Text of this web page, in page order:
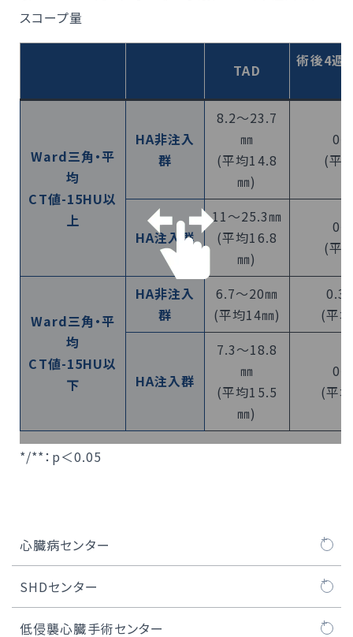
スコープ量
TAD
術後4週
Ward三角・平
均
CT値-15HU以
上
HA非注入
群
8.2～23.7
㎜
(平均14.8
㎜)
0
(平
HA注入群
11～25.3㎜
(平均16.8
㎜)
0
(平
Ward三角・平
均
CT値-15HU以
下
HA非注入
群
6.7～20㎜
(平均14㎜)
0.3
(平
HA注入群
7.3～18.8
㎜
(平均15.5
㎜)
0
(平
*/**：p＜0.05
心臓病センター
心臓病センターについて
医師紹介
SHDセンター
SHDセンターについて
低侵襲心臓手術センター